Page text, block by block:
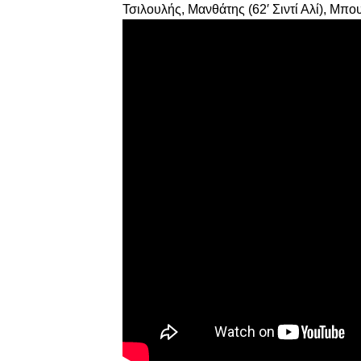
Τσιλουλής, Μανθάτης (62′ Σιντί Αλί),